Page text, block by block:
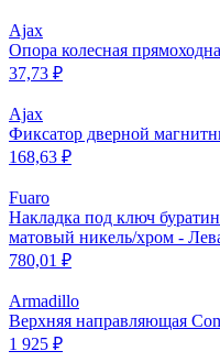
Ajax
Опора колесная
37,73 ₽
Ajax
Фиксатор дверной
168,63 ₽
Fuaro
Накладка под ключ
матовый никель/хром -
780,01 ₽
Armadillo
Верхняя направляющая
1 925 ₽